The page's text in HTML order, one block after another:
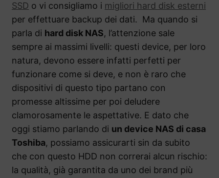
SSD o vi consigliamo i migliori hard disk esterni
per effettuare backup dei dati. Ma quando si
parla di hard disk NAS, l’attenzione sale
sempre ai massimi livelli: questi device, per loro
natura, devono essere infatti perfetti per
funzionare come si deve, e non è raro che
dispositivi di questo tipo partano con
promesse altissime per poi deludere
clamorosamente le aspettative. E dato che
oggi stiamo parlando di un device NAS di casa
Toshiba, possiamo assicurarti sin da subito
che con questo HDD non correrai alcun rischio:
la qualità, già garantita da uno dei brand più